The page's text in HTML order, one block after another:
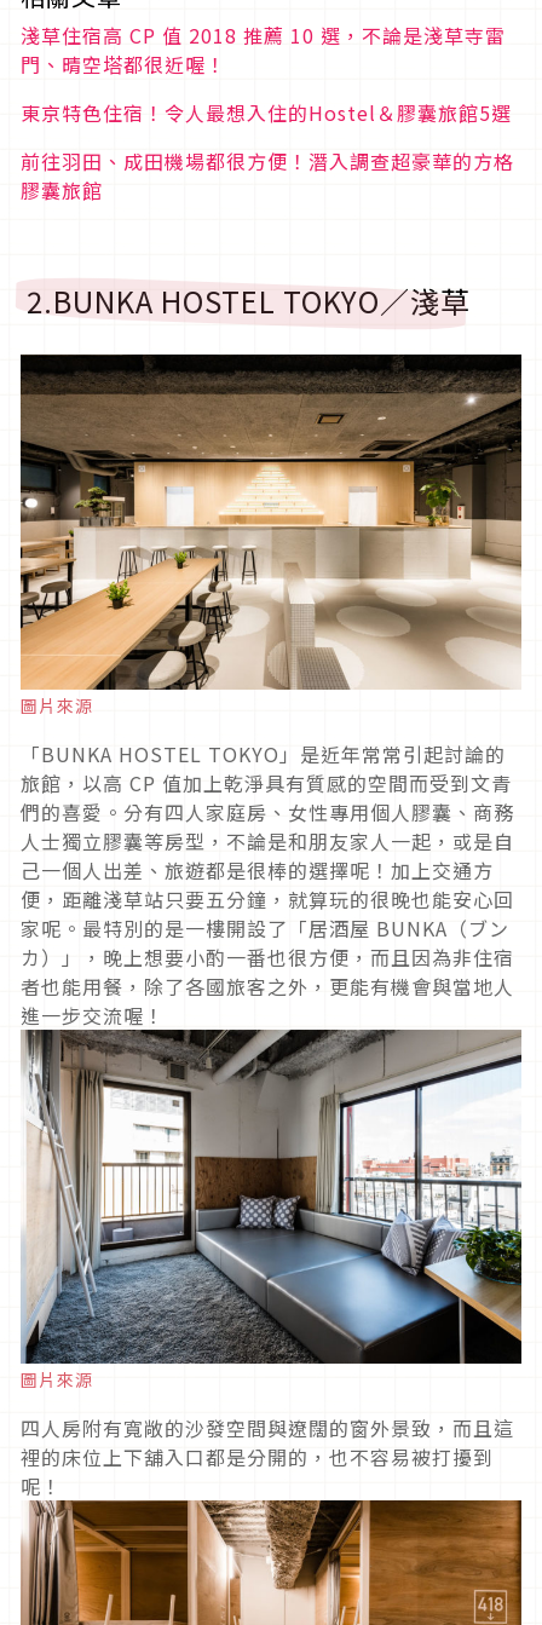
淺草住宿高 CP 值 2018 推薦 10 選，不論是淺草寺雷
門、晴空塔都很近喔！
東京特色住宿！令人最想入住的Hostel＆膠囊旅館5選
前往羽田、成田機場都很方便！潛入調查超豪華的方格
膠囊旅館
2.BUNKA HOSTEL TOKYO／淺草
圖片來源
「BUNKA HOSTEL TOKYO」是近年常常引起討論的
旅館，以高 CP 值加上乾淨具有質感的空間而受到文青
們的喜愛。分有四人家庭房、女性專用個人膠囊、商務
人士獨立膠囊等房型，不論是和朋友家人一起，或是自
己一個人出差、旅遊都是很棒的選擇呢！加上交通方
便，距離淺草站只要五分鐘，就算玩的很晚也能安心回
家呢。最特別的是一樓開設了「居酒屋 BUNKA（ブン
カ）」，晚上想要小酌一番也很方便，而且因為非住宿
者也能用餐，除了各國旅客之外，更能有機會與當地人
進一步交流喔！
圖片來源
四人房附有寬敞的沙發空間與遼闊的窗外景致，而且這
裡的床位上下舖入口都是分開的，也不容易被打擾到
呢！